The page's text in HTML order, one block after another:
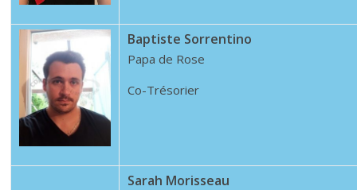
Baptiste Sorrentino
Papa de Rose
Co-Trésorier
Sarah Morisseau